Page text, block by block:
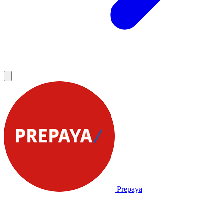
Prepaya